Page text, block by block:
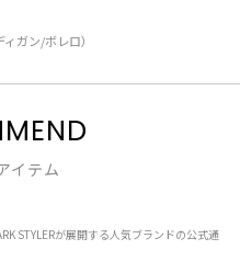
ガン/ボレロ）
イテム
STYLERが展開する人気ブランドの公式通